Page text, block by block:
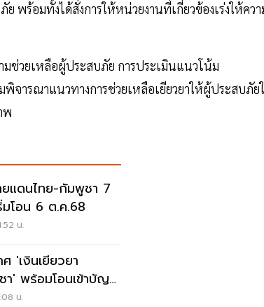
พร้อมทั้งได้สั่งการให้หน่วยงานที่เกี่ยวข้องเร่งให้คว
ช่วยเหลือผู้ประสบภัย การประเมินแนวโน้ม
พิจารณาแนวทางการช่วยเหลือเยียวยาให้ผู้ประสบภัย
พ
ยแดนไทย-กัมพูชา 7
โอน 6 ต.ค.68
น.
'เงินเยียวยา
' พร้อมโอนเข้าบัญชี
น.